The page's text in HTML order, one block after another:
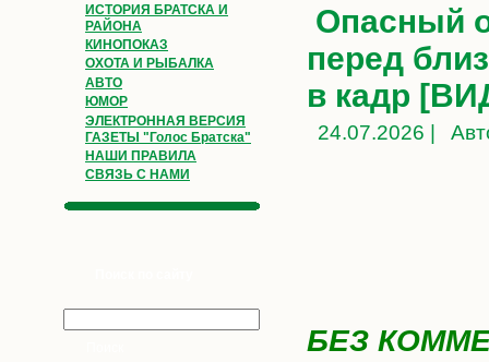
ИСТОРИЯ БРАТСКА И
РАЙОНА
КИНОПОКАЗ
ОХОТА И РЫБАЛКА
АВТО
ЮМОР
ЭЛЕКТРОННАЯ ВЕРСИЯ
ГАЗЕТЫ "Голос Братска"
НАШИ ПРАВИЛА
СВЯЗЬ С НАМИ
Опасный
перед
в кадр
24.07.2026 |
БЕЗ